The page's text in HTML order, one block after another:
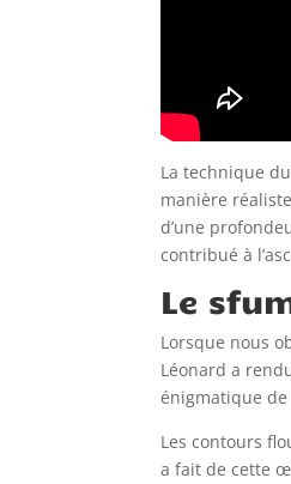
La technique
manière
d’une
contribué à
Le
Lorsque nous
Léonard a
énigmatique
Les contours
a fait de cette